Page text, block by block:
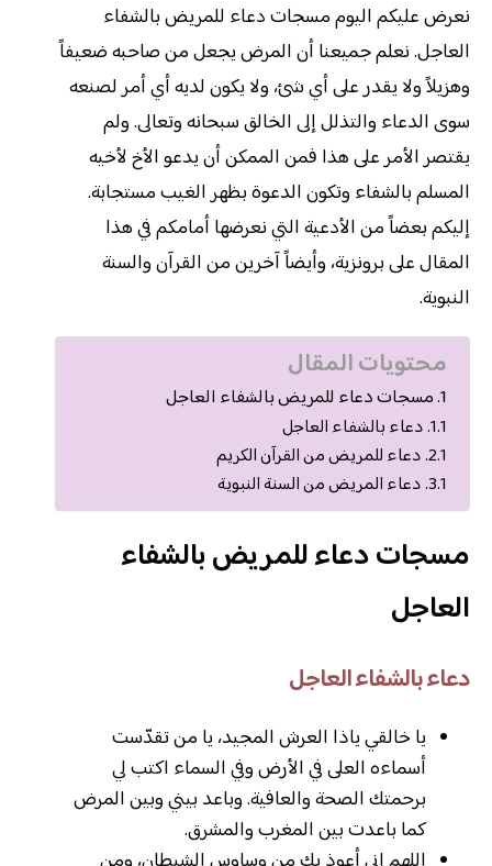
نعرض عليكم اليوم مسجات دعاء للمريض بالشفاء
العاجل. نعلم جميعنا أن المرض يجعل من صاحبه ضعيفاً
وهزيلاً ولا يقدر على أي شئ، ولا يكون لديه أي أمر لصنعه
سوى الدعاء والتذلل إلى الخالق سبحانه وتعالى. ولم
يقتصر الأمر على هذا فمن الممكن أن يدعو الأخ لأخيه
المسلم بالشفاء وتكون الدعوة بظهر الغيب مستجابة.
إليكم بعضاً من الأدعية التي نعرضها أمامكم في هذا
المقال على برونزية، وأيضاً آخرين من القرآن والسنة
النبوية.
محتويات المقال
مسجات دعاء للمريض بالشفاء العاجل
دعاء بالشفاء العاجل
دعاء للمريض من القرآن الكريم
دعاء المريض من السنة النبوية
مسجات دعاء للمريض بالشفاء
العاجل
دعاء بالشفاء العاجل
يا خالقي ياذا العرش المجيد، يا من تقدّست
أسماءه العلى في الأرض وفي السماء اكتب لي
برحمتك الصحة والعافية. وباعد بيني وبين المرض
كما باعدت بين المغرب والمشرق.